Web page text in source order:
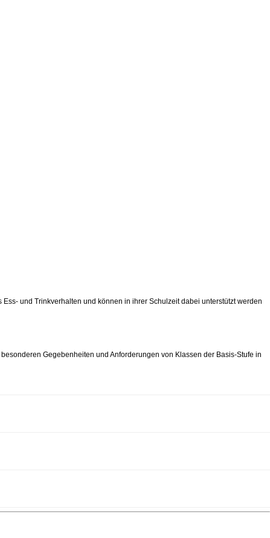
und Trinkverhalten und können in ihrer Schulzeit dabei unterstützt werden
Gegebenheiten und Anforderungen von Klassen der Basis-Stufe in